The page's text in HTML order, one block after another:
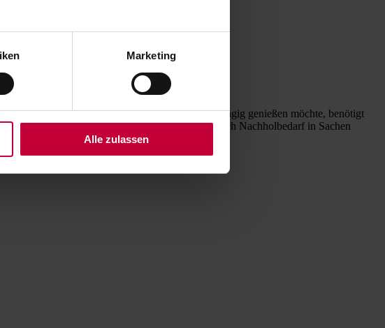
Marketing
Alle zulassen
Wer seine Freiflächen möglichst saisonunabhängig genießen möchte, benötigt
Balkonen, Terrassen und Gärten gibt es noch Nachholbedarf in Sachen
zum Traumurlaub wird.